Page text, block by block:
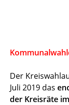
Der
Juli 2019 das
der Kreisräte